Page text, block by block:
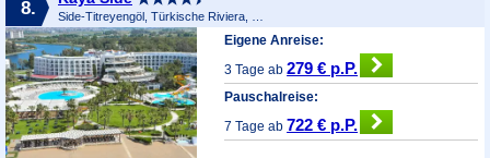
8.
Eigene Anreise:
3 Tage ab279 € p.P.
Pauschalreise:
7 Tage ab722 € p.P.